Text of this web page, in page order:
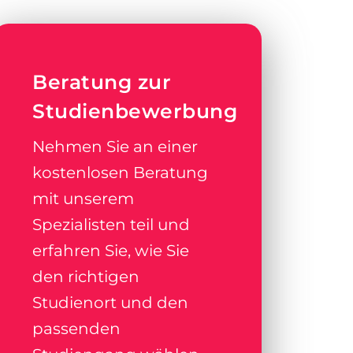
Beratung zur
Studienbewerbung
Nehmen Sie an einer
kostenlosen Beratung
mit unserem
Spezialisten teil und
erfahren Sie, wie Sie
den richtigen
Studienort und den
passenden